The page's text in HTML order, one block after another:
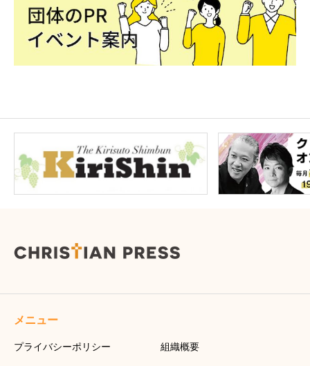
メニュー
プライバシーポリシー 組織概要